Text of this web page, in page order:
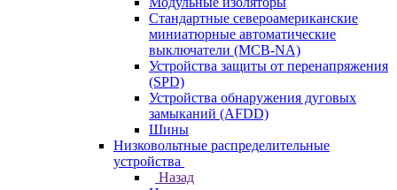
Стандартные североамериканские
миниатюрные автоматические
выключатели (MCB-NA)
Устройства защиты от перенапряжения
(SPD)
Устройства обнаружения дуговых
замыканий (AFDD)
Шины
Низковольтные распределительные
устройства
Назад